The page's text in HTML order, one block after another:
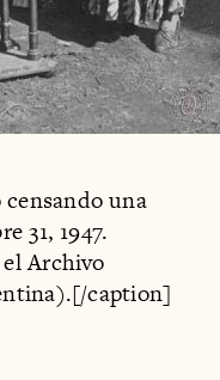
una
31, 1947.
Archivo
caption]